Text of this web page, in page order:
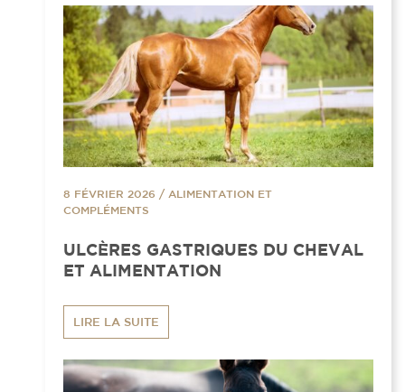
8 FÉVRIER 2026 / ALIMENTATION ET
COMPLÉMENTS
ULCÈRES GASTRIQUES DU CHEVAL
ET ALIMENTATION
LIRE LA SUITE